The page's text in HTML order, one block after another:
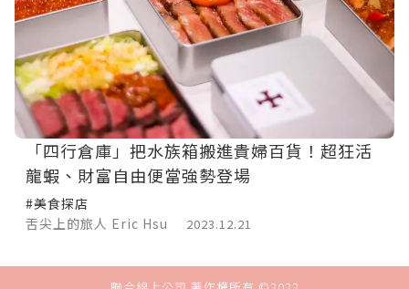
「四行倉庫」把水族箱搬進貴婦百貨！超狂活
龍蝦、財富自由便當強勢登場
#美食探店
舌尖上的旅人 Eric Hsu
2023.12.21